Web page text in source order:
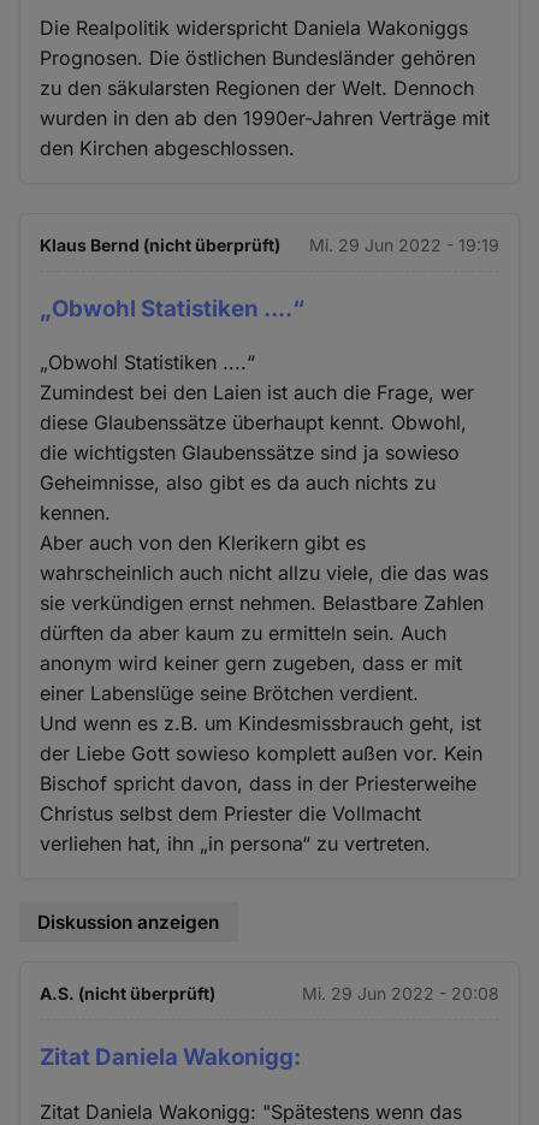
Die Realpolitik widerspricht Daniela Wakoniggs
Prognosen. Die östlichen Bundesländer gehören
zu den säkularsten Regionen der Welt. Dennoch
wurden in den ab den 1990er-Jahren Verträge mit
den Kirchen abgeschlossen.
Klaus Bernd (nicht überprüft) Mi. 29 Jun 2022 - 19:19
„Obwohl Statistiken ....“
„Obwohl Statistiken ....“
Zumindest bei den Laien ist auch die Frage, wer
diese Glaubenssätze überhaupt kennt. Obwohl,
die wichtigsten Glaubenssätze sind ja sowieso
Geheimnisse, also gibt es da auch nichts zu
kennen.
Aber auch von den Klerikern gibt es
wahrscheinlich auch nicht allzu viele, die das was
sie verkündigen ernst nehmen. Belastbare Zahlen
dürften da aber kaum zu ermitteln sein. Auch
anonym wird keiner gern zugeben, dass er mit
einer Labenslüge seine Brötchen verdient.
Und wenn es z.B. um Kindesmissbrauch geht, ist
der Liebe Gott sowieso komplett außen vor. Kein
Bischof spricht davon, dass in der Priesterweihe
Christus selbst dem Priester die Vollmacht
verliehen hat, ihn „in persona“ zu vertreten.
Diskussion anzeigen
A.S. (nicht überprüft) Mi. 29 Jun 2022 - 20:08
Zitat Daniela Wakonigg:
Zitat Daniela Wakonigg: "Spätestens wenn das